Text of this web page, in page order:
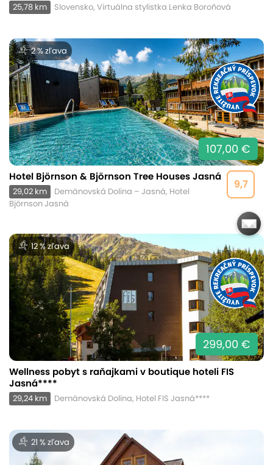
25,78 km Slovensko, Virtuálna stylistka Lenka Boroňová
2 % zľava
107,00 €
9,7
Hotel Björnson & Björnson Tree Houses Jasná
29,02 km
Demänovská Dolina – Jasná, Hotel
Björnson Jasná
12 % zľava
299,00 €
Wellness pobyt s raňajkami v boutique hoteli FIS
Jasná****
29,24 km Demänovská Dolina, Hotel FIS Jasná****
21 % zľava